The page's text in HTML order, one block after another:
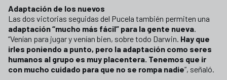
Adaptación de los nuevos
Las dos victorias seguidas del Pucela también permiten una
adaptación “mucho más fácil” para la gente nueva.
“Venían para jugar y venían bien, sobre todo Darwin. Hay que
irles poniendo a punto, pero la adaptación como seres
humanos al grupo es muy placentera. Tenemos que ir
con mucho cuidado para que no se rompa nadie”, señaló.